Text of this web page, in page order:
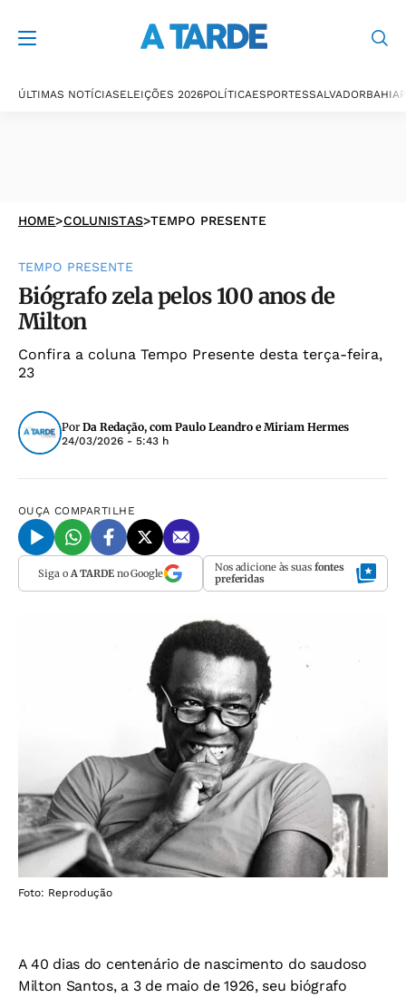
ÚLTIMAS NOTÍCIASELEIÇÕES 2026POLÍTICAESPORTESSALVADORBAHIA
HOME>COLUNISTAS>TEMPO PRESENTE
TEMPO PRESENTE
Biógrafo zela pelos 100 anos de
Milton
Confira a coluna Tempo Presente desta terça-feira,
23
Por Da Redação, com Paulo Leandro e Miriam Hermes
24/03/2026 - 5:43 h
OUÇA COMPARTILHE
Siga o A TARDEno Google Nos adicione às suas fontes
preferidas
Foto: Reprodução
A 40 dias do centenário de nascimento do saudoso
Milton Santos, a 3 de maio de 1926, seu biógrafo